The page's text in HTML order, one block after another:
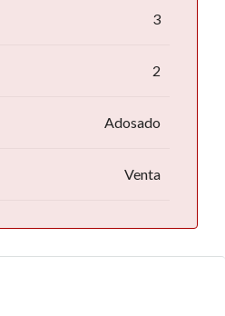
3
2
Adosado
Venta